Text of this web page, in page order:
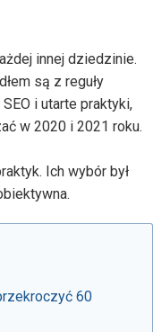
innej dziedzinie.
są z reguły
i utarte praktyki,
w 2020 i 2021 roku.
Ich wybór był
60